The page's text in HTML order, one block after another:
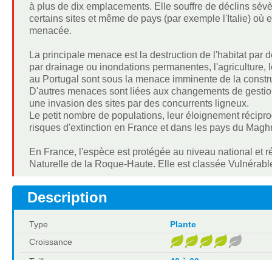
à plus de dix emplacements. Elle souffre de déclins
certains sites et même de pays (par exemple l'Italie)
menacée.
La principale menace est la destruction de l'habitat par
par drainage ou inondations permanentes,
au Portugal sont sous la menace imminente de la
D'autres menaces sont liées aux changements de
une invasion des sites par des concurrents ligneux.
Le petit nombre de populations, leur éloignement
risques d'extinction en France et dans les pays du
En France, l'espèce est protégée au niveau national et
Naturelle de la Roque-Haute. Elle est classée
Description
Type
Plante
Croissance